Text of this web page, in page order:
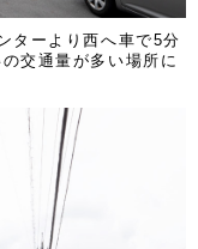
ターより西へ車で5分
交通量が多い場所に